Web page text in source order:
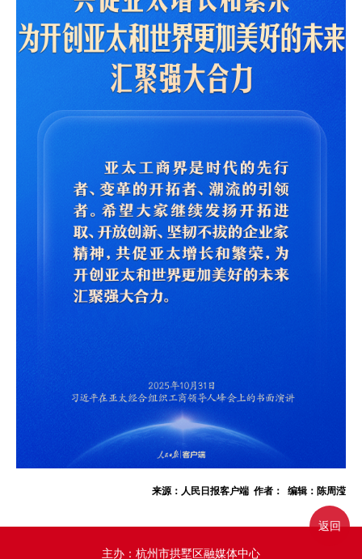
来源：人民日报客户端 作者： 编辑：陈周滢
主办：杭州市拱墅区融媒体中心
返回